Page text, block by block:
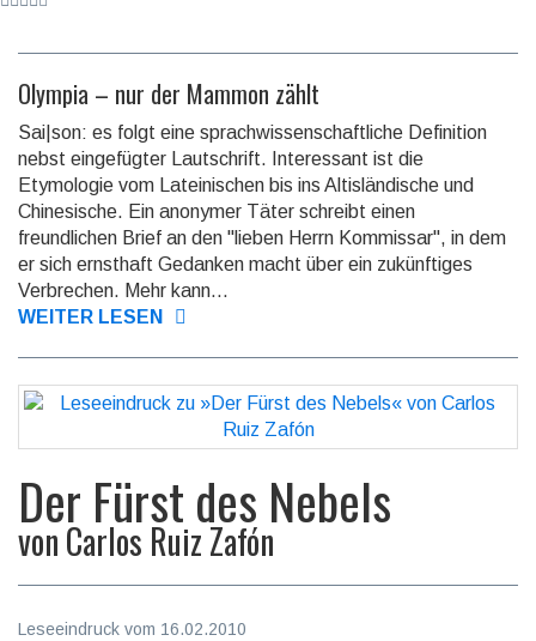
Olympia – nur der Mammon zählt
Sai|son: es folgt eine sprachwissenschaftliche Definition
nebst eingefügter Lautschrift. Interessant ist die
Etymologie vom Lateinischen bis ins Altisländische und
Chinesische. Ein anonymer Täter schreibt einen
freundlichen Brief an den "lieben Herrn Kommissar", in dem
er sich ernsthaft Gedanken macht über ein zukünftiges
Verbrechen. Mehr kann...
WEITER LESEN
Der Fürst des Nebels
vonCarlos Ruiz Zafón
Leseeindruck vom 16.02.2010